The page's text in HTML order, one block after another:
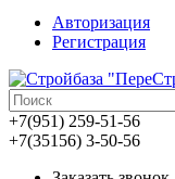
Авторизация
Регистрация
+7(951) 259-51-56
+7(35156) 3-50-56